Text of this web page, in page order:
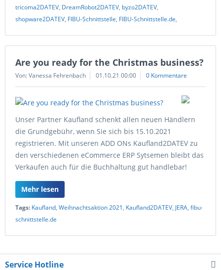
tricoma2DATEV, DreamRobot2DATEV, byzo2DATEV,
shopware2DATEV, FIBU-Schnittstelle, FIBU-Schnittstelle.de,
Are you ready for the Christmas business?
Von: Vanessa Fehrenbach 01.10.21 00:00 0 Kommentare
Unser Partner Kaufland schenkt allen neuen Händlern
die Grundgebühr, wenn Sie sich bis 15.10.2021
registrieren. Mit unseren ADD ONs Kaufland2DATEV zu
den verschiedenen eCommerce ERP Sytsemen bleibt das
Verkaufen auch für die Buchhaltung gut handlebar!
Mehr lesen
Tags: Kaufland, Weihnachtsaktion 2021, Kaufland2DATEV, JERA, fibu-
schnittstelle.de
Service Hotline